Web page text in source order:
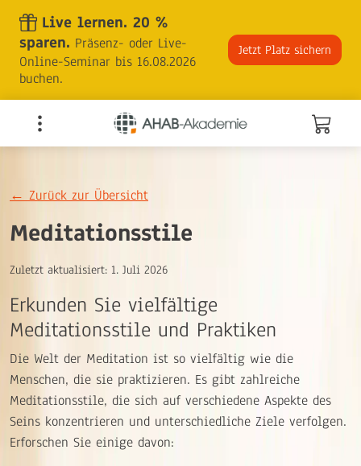
content
Live lernen. 20 %
sparen. Präsenz- oder Live-
Online-Seminar bis 16.08.2026
buchen.
Jetzt Platz sichern
← Zurück zur Übersicht
Meditationsstile
Zuletzt aktualisiert: 1. Juli 2026
Erkunden Sie vielfältige
Meditationsstile und Praktiken
Die Welt der Meditation ist so vielfältig wie die
Menschen, die sie praktizieren. Es gibt zahlreiche
Meditationsstile, die sich auf verschiedene Aspekte des
Seins konzentrieren und unterschiedliche Ziele verfolgen.
Erforschen Sie einige davon: